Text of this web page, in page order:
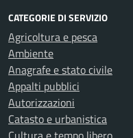
CATEGORIE DI SERVIZIO
Agricoltura e pesca
Ambiente
Anagrafe e stato civile
Appalti pubblici
Autorizzazioni
Catasto e urbanistica